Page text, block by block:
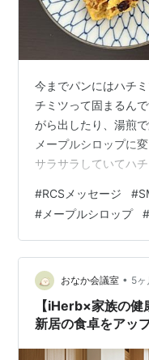
今までパンにはハチ
チミツって固まるん
がら出したり、湯煎
メープルシロップに
サラサラしていてハ
冷蔵庫に保存しなく
オリゴ糖を購入する
つけて食べています
ておいたので、未開
れで料理に使おうと
わりに入れて焼いて
#RCSメッセージ #
# メープルシロップ #
おなか会議室 • 5ヶ
【iHerb×家族の健
新居の食卓をアッ